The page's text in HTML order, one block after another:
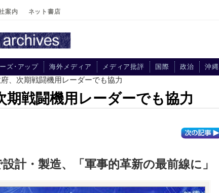
案内 ネット書店
ズ･アップ 海外メディア メディア批評 国際 政治 沖縄
、次期戦闘機用レーダーでも協力
期戦闘機用レーダーでも協力
計・製造、「軍事的革新の最前線に」